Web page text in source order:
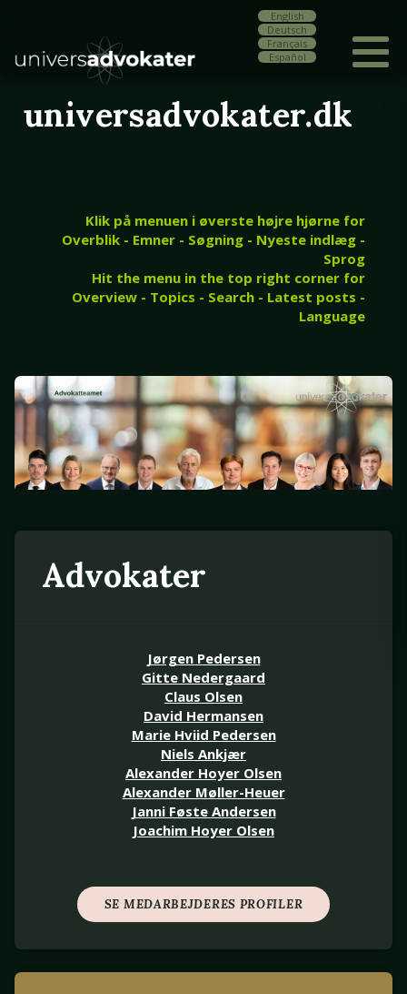
English
Deutsch
Français
Español
universadvokater.dk
Klik på menuen i øverste højre hjørne for
Overblik - Emner - Søgning - Nyeste indlæg -
Sprog
Hit the menu in the top right corner for
Overview - Topics - Search - Latest posts -
Language
Advokater
Jørgen Pedersen
Gitte Nedergaard
Claus Olsen
David Hermansen
Marie Hviid Pedersen
Niels Ankjær
Alexander Hoyer Olsen
Alexander Møller-Heuer
Janni Føste Andersen
Joachim Hoyer Olsen
SE MEDARBEJDERES PROFILER